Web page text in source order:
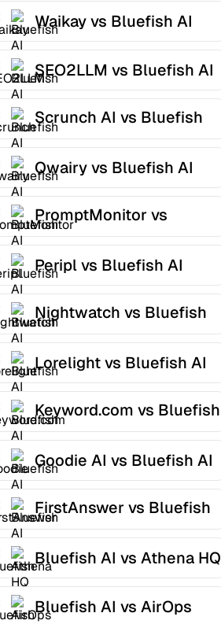
Waikay vs Bluefish AI
SEO2LLM vs Bluefish AI
Scrunch AI vs Bluefish
AI
Qwairy vs Bluefish AI
PromptMonitor vs
Bluefish AI
Peripl vs Bluefish AI
Nightwatch vs Bluefish
AI
Lorelight vs Bluefish AI
Keyword.com vs Bluefish
AI
Goodie AI vs Bluefish AI
FirstAnswer vs Bluefish
AI
Bluefish AI vs Athena HQ
Bluefish AI vs AirOps